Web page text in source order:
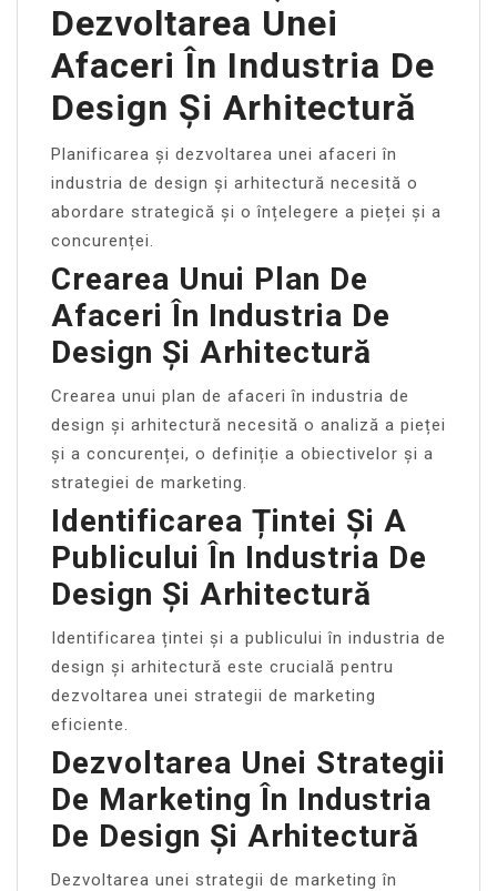
Dezvoltarea Unei
Afaceri În Industria De
Design Și Arhitectură
Planificarea și dezvoltarea unei afaceri în
industria de design și arhitectură necesită o
abordare strategică și o înțelegere a pieței și a
concurenței.
Crearea Unui Plan De
Afaceri În Industria De
Design Și Arhitectură
Crearea unui plan de afaceri în industria de
design și arhitectură necesită o analiză a pieței
și a concurenței, o definiție a obiectivelor și a
strategiei de marketing.
Identificarea Țintei Și A
Publicului În Industria De
Design Și Arhitectură
Identificarea țintei și a publicului în industria de
design și arhitectură este crucială pentru
dezvoltarea unei strategii de marketing
eficiente.
Dezvoltarea Unei Strategii
De Marketing În Industria
De Design Și Arhitectură
Dezvoltarea unei strategii de marketing în